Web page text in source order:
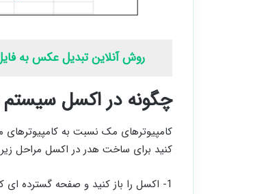
روش آنلاین تبدیل عکس به
چگونه در اکسل
کامپیوترهای مک نسبت به کامپیوترهای
کنید برای ساخت هدر در اکسل مراحل زیر
1- اکسل را باز کنید و صفحه گسترده ای که قرار است برایش هدر بسازید را انتخاب کنید.